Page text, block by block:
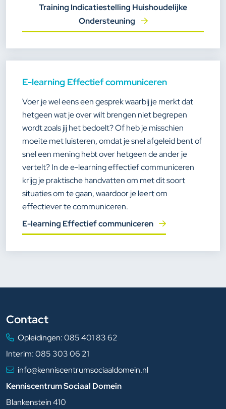
Training Indicatiestelling Huishoudelijke
Ondersteuning
E-learning Effectief communiceren
Voer je wel eens een gesprek waarbij je merkt dat
hetgeen wat je over wilt brengen niet begrepen
wordt zoals jij het bedoelt? Of heb je misschien
moeite met luisteren, omdat je snel afgeleid bent of
snel een mening hebt over hetgeen de ander je
vertelt? In de e-learning effectief communiceren
krijg je praktische handvatten om met dit soort
situaties om te gaan, waardoor je leert om
effectiever te communiceren.
E-learning Effectief communiceren
Contact
Opleidingen:085 401 83 62
Interim:085 303 06 21
info@kenniscentrumsociaaldomein.nl
Kenniscentrum Sociaal Domein
Blankenstein 410